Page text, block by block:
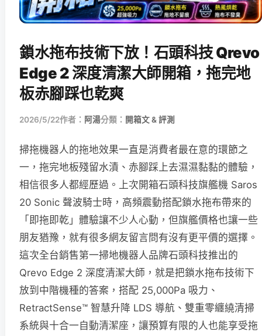
鎖水拖布技術下放！石頭科技 Qrevo
Edge 2 深度清潔大師開箱，拖完地
板赤腳踩也乾爽
2026/5/22作者： 阿湯分類： 開箱文 & 評測
掃拖機器人的拖地效果一直是消費者最在意的環節之
一，拖完地板殘留水漬、赤腳踩上去濕濕黏黏的體驗，
相信很多人都經歷過。上次開箱石頭科技旗艦機 Saros
20 Sonic 聲波騎士時，高頻震動搭配鎖水拖布帶來的
「即拖即乾」體驗讓不少人心動，但旗艦價格也讓一些
朋友猶豫，就有很多網友留言問有沒有更平價的選擇。
這次全台銷售第一掃地機器人品牌石頭科技推出的
Qrevo Edge 2 深度清潔大師，就是把鎖水拖布技術下
放到中階機種的答案，搭配 25,000Pa 吸力、
RetractSense™ 智慧升降 LDS 導航、雙重零纏繞清掃
系統與十合一自動清潔座，讓預算有限的人也能享受拖